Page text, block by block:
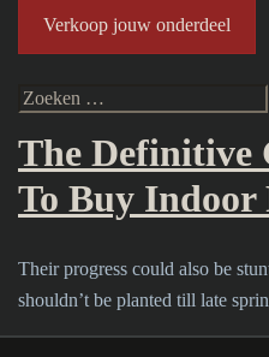
Tag:online
The Definitive
To Buy Indoor
Their progress could also be
shouldn’t be planted till late
Verkoop jouw onderdeel
Zoeken